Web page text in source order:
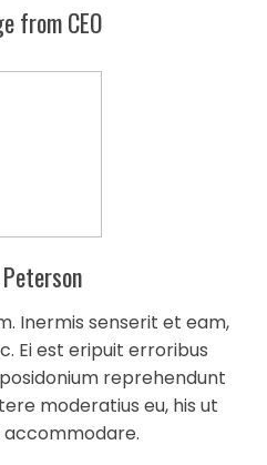
from CEO
Inermis senserit et eam,
Ei est eripuit erroribus
reprehendunt
moderatius eu, his ut
accommodare.